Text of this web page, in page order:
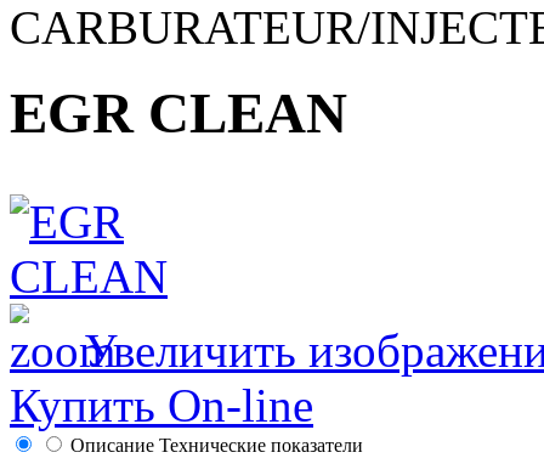
CARBURATEUR/
EGR CLEAN
Увеличить
Купить On-line
Описание Технические показатели